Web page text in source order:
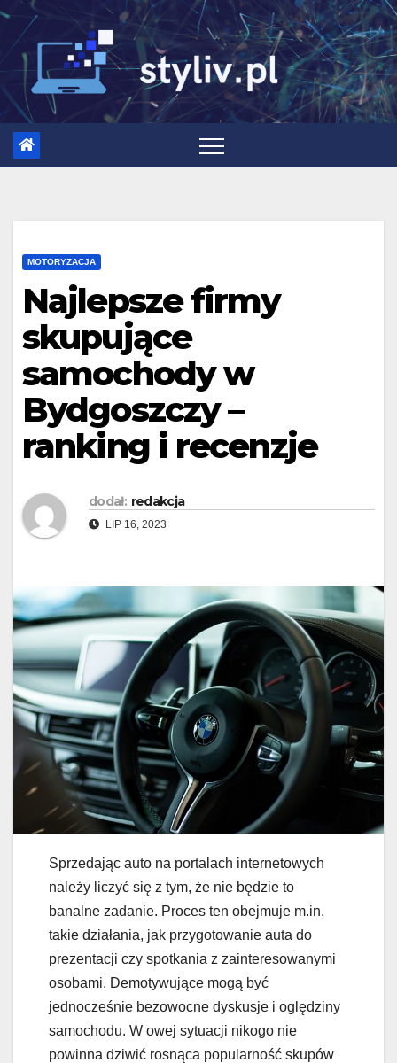
Skip
content
MOTORYZACJA
Najlepsze firmy
skupujące
samochody w
Bydgoszczy –
ranking i recenzje
dodał: redakcja
LIP 16, 2023
Sprzedając auto na portalach internetowych
należy liczyć się z tym, że nie będzie to
banalne zadanie. Proces ten obejmuje m.in.
takie działania, jak przygotowanie auta do
prezentacji czy spotkania z zainteresowanymi
osobami. Demotywujące mogą być
jednocześnie bezowocne dyskusje i oględziny
samochodu. W owej sytuacji nikogo nie
powinna dziwić rosnąca popularność skupów